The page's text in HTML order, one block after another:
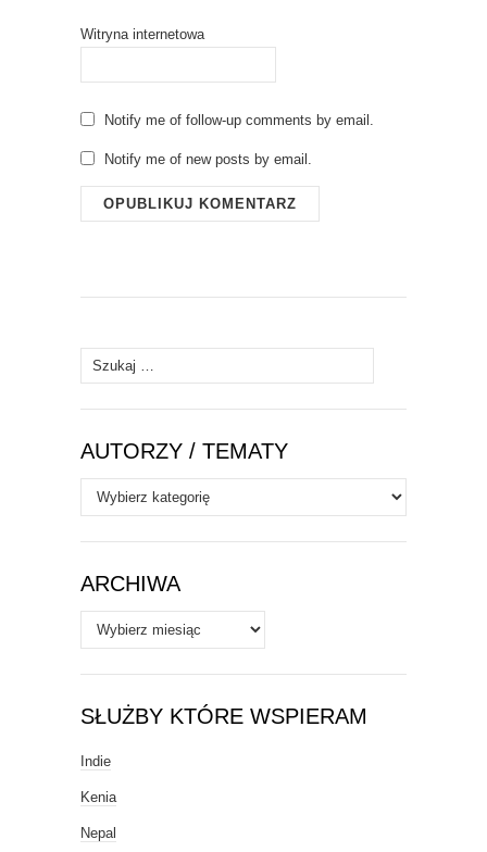
Witryna internetowa
Notify me of follow-up comments by email.
Notify me of new posts by email.
Szukaj:
AUTORZY / TEMATY
Autorzy
/
Tematy
ARCHIWA
Archiwa
SŁUŻBY KTÓRE WSPIERAM
Indie
Kenia
Nepal